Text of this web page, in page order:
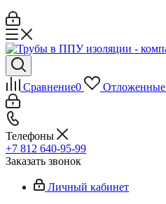
Сравнение0 Отложенные
Телефоны
+7 812 640-95-99
Заказать звонок
Личный кабинет